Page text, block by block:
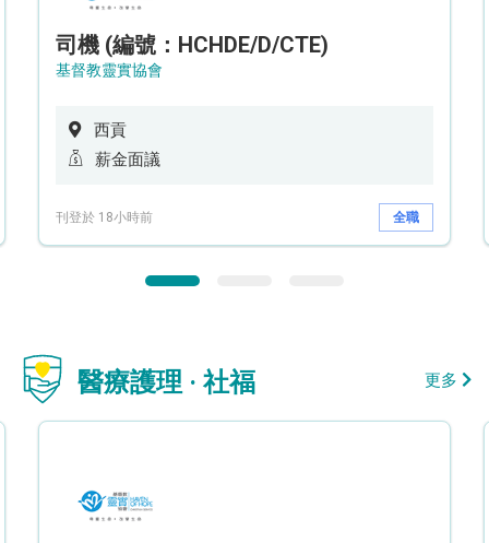
司機 (編號：HCHDE/D/CTE)
基督教靈實協會
西貢
薪金面議
刊登於 18小時前 全職
醫療護理 · 社福 更多